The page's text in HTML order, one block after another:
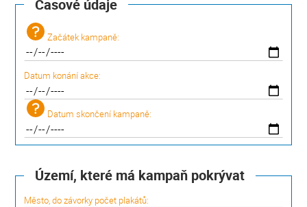
Časové údaje
Začátek kampaně:
Datum konání akce:
Datum skončení kampaně:
Území, které má kampaň pokrývat
Město, do závorky počet plakátů: